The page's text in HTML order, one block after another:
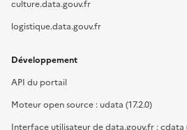
culture.data.gouv.fr
logistique.data.gouv.fr
Développement
API du portail
Moteur open source : udata (17.2.0)
Interface utilisateur de data.gouv.fr : cdata